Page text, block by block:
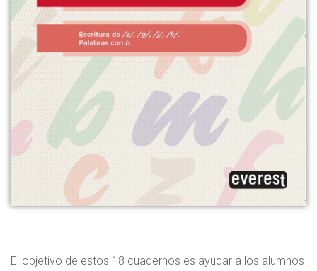
El objetivo de estos 18 cuadernos es ayudar a los alumnos